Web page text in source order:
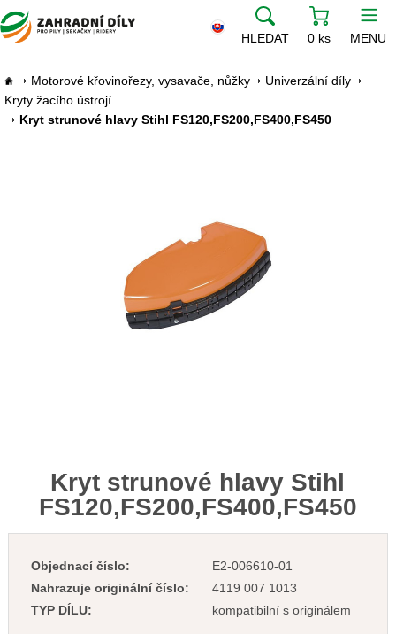
HLEDAT 0 ks MENU
Motorové křovinořezy, vysavače, nůžky
Univerzální díly
Kryty žacího ústrojí
Kryt strunové hlavy Stihl FS120,FS200,FS400,FS450
Kryt strunové hlavy Stihl
FS120,FS200,FS400,FS450
Objednací číslo:
E2-006610-01
Nahrazuje originální číslo:
4119 007 1013
TYP DÍLU:
kompatibilní s originálem